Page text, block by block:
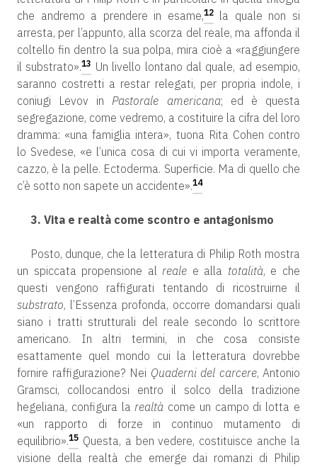
che andremo a prendere in esame,12la quale non si
arresta, per l’appunto, alla scorza del reale, ma affonda il
coltello fin dentro la sua polpa, mira cioè a «raggiungere
il substrato».13 Un livello lontano dal quale, ad esempio,
saranno costretti a restar relegati, per propria indole, i
coniugi Levov inPastorale americana; ed è questa
segregazione, come vedremo, a costituire la cifra del loro
dramma: «una famiglia intera», tuona Rita Cohen contro
lo Svedese, «e l’unica cosa di cui vi importa veramente,
cazzo, è la pelle. Ectoderma. Superficie. Ma di quello che
c’è sotto non sapete un accidente».14
3. Vita e realtà come scontro e antagonismo
Posto, dunque, che la letteratura di Philip Roth mostra
un spiccata propensione alreale e alla totalità, e che
questi vengono raffigurati tentando di ricostruirne il
substrato, l’Essenza profonda, occorre domandarsi quali
siano i tratti strutturali del reale secondo lo scrittore
americano. In altri termini, in che cosa consiste
esattamente quel mondo cui la letteratura dovrebbe
fornire raffigurazione? Nei Quaderni del carcere, Antonio
Gramsci, collocandosi entro il solco della tradizione
hegeliana, configura larealtà come un campo di lotta e
«un rapporto di forze in continuo mutamento di
equilibrio».15 Questa, a ben vedere, costituisce anche la
visione della realtà che emerge dai romanzi di Philip